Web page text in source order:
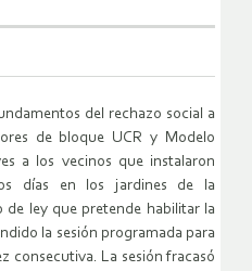
del rechazo social a
de bloque UCR y Modelo
a los vecinos que instalaron
días en los jardines de la
ley que pretende habilitar la
la sesión programada para
consecutiva. La sesión fracasó